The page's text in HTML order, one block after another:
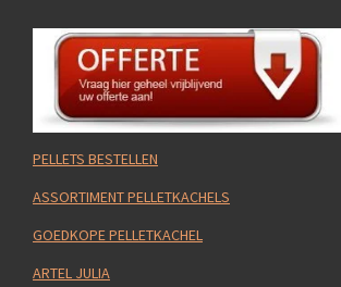
PELLETS BESTELLEN
ASSORTIMENT PELLETKACHELS
GOEDKOPE PELLETKACHEL
ARTEL JULIA